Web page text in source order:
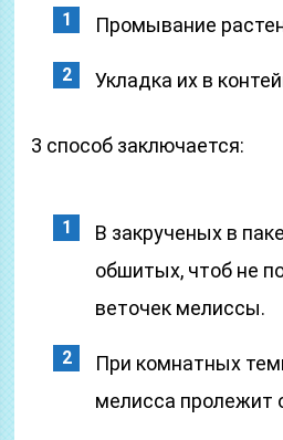
Промывание
Укладка их в
3 способ заключается:
В закрученых в
обшитых, чтоб не
веточек мелиссы.
При комнатных
мелисса пролежит